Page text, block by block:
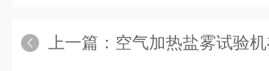
上一篇： 空气加热盐雾试验机在